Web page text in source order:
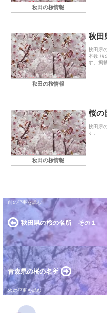
秋田の桜情報
秋田の桜情報
秋田
秋田県
本数 桜
す。掲
秋田の桜情報
桜の
秋田県
す。
秋田県の桜の名所 その１
青森県の桜の名所